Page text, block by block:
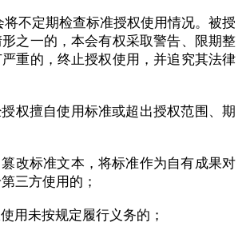
将不定期检查标准授权使用情况。被授
之一的，本会有权采取警告、限期整
重的，终止授权使用，并追究其法律
授权擅自使用标准或超出授权范围、期
篡改标准文本，将标准作为自有成果对
三方使用的；
使用未按规定履行义务的；